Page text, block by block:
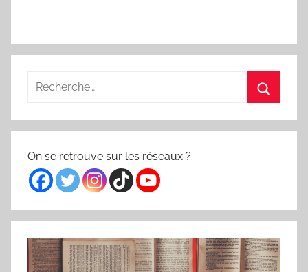
Recherche
:
On se retrouve sur les réseaux ?